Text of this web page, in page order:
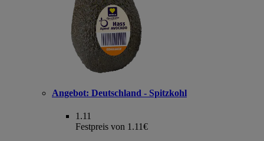
Angebot: Deutschland - Spitzkohl
1.11
Festpreis von 1.11€